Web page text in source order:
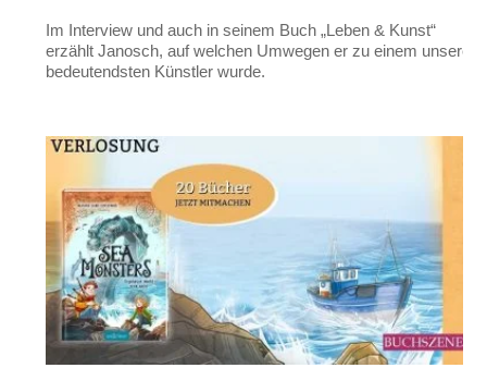
Im Interview und auch in seinem Buch „Leben & Kunst“
erzählt Janosch, auf welchen Umwegen er zu einem unserer
bedeutendsten Künstler wurde.